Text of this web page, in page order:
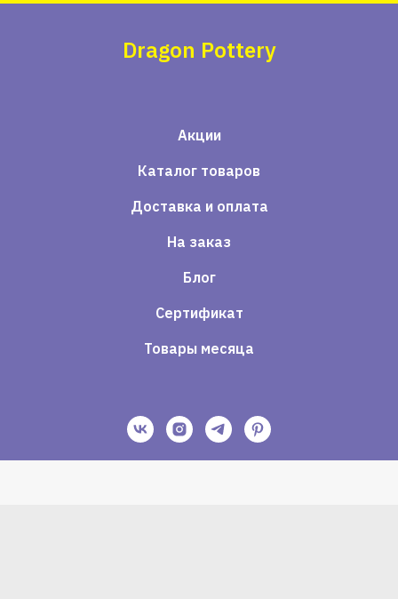
Dragon Pottery
Акции
Каталог товаров
Доставка и оплата
На заказ
Блог
Сертификат
Товары месяца